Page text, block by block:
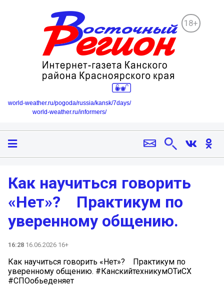
18+
world-weather.ru/pogoda/russia/kansk/7days/
world-weather.ru/informers/
Как научиться говорить
«Нет»? Практикум по
уверенному общению.
16:28 16.06.2026 16+
Как научиться говорить «Нет»? Практикум по
уверенному общению. #КанскийтехникумОТиСХ
#СПОобьеденяет